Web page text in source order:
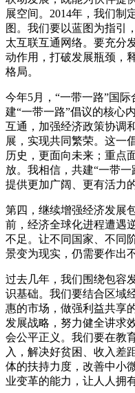
展空间。2014年，我们制
图。我们要以蓝图为指引
太互联互通网络。要充分
动作用，打破发展瓶颈，
格局。
今年5月，“一带一路”国
建“一带一路”倡议的核心
互通，加强经济政策协调
展，实现共同繁荣。这一
历史，更面向未来；重点
放。我相信，共建“一带
提供更加广阔、更有活力
第四，继续增强经济发展
前，经济全球化进程遭遇
不足。让不同国家、不同
景变为现实，仍需要作出
过去几年，我们围绕包容
识基础。我们要结合区域
惠的市场，做强利益共享
发展战略，努力健全讲求
会公平正义。我们要在教
入，解决好贫困、收入差
体的扶持力度，改善中小
业变革的能力，让人人拥